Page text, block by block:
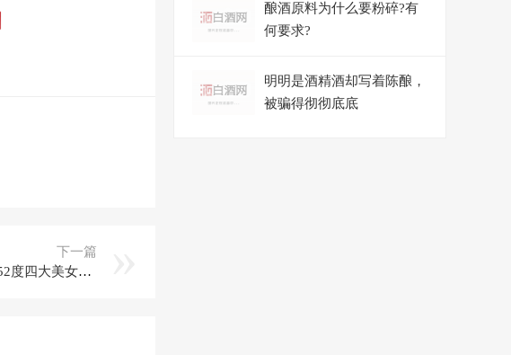
下一篇
杜康52度浓香型白酒多少钱，杜康酒52度四大美女包装
酿酒原料为什么要粉碎?有
何要求?
明明是酒精酒却写着陈酿，
被骗得彻彻底底